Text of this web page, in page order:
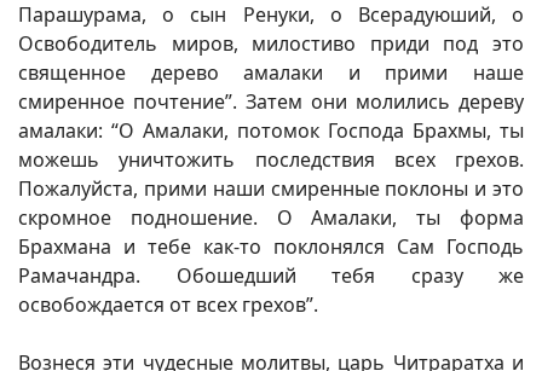
Парашурама, о сын Ренуки, о Всерадуюший, о
Освободитель миров, милостиво приди под это
священное дерево амалаки и прими наше
смиренное почтение”. Затем они молились дереву
амалаки: “О Амалаки, потомок Господа Брахмы, ты
можешь уничтожить последствия всех грехов.
Пожалуйста, прими наши смиренные поклоны и это
скромное подношение. О Амалаки, ты форма
Брахмана и тебе как-то поклонялся Сам Господь
Рамачандра. Обошедший тебя сразу же
освобождается от всех грехов”.
Вознеся эти чудесные молитвы, царь Читраратха и